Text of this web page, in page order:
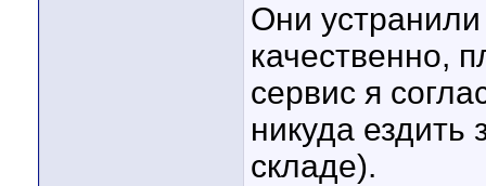
Они
качественно,
сервис я
никуда ездить
складе).